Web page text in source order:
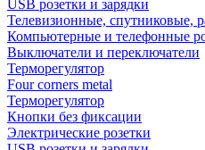
USB розетки и зарядки
Телевизионные, спутниковые,
Компьютерные и телефонные
Выключатели и переключатели
Терморегулятор
Four corners metal
Терморегулятор
Кнопки без фиксации
Электрические розетки